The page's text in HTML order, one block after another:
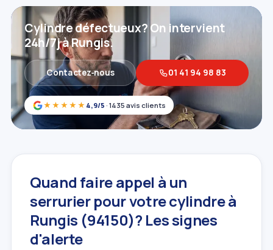
★★★★★ 4,9/5 · 1435 avis clients
Cylindre défectueux? On intervient
24h/7j à Rungis.
Contactez‑nous 01 41 94 98 83
Quand faire appel à un
serrurier pour votre cylindre à
Rungis (94150)? Les signes
d'alerte